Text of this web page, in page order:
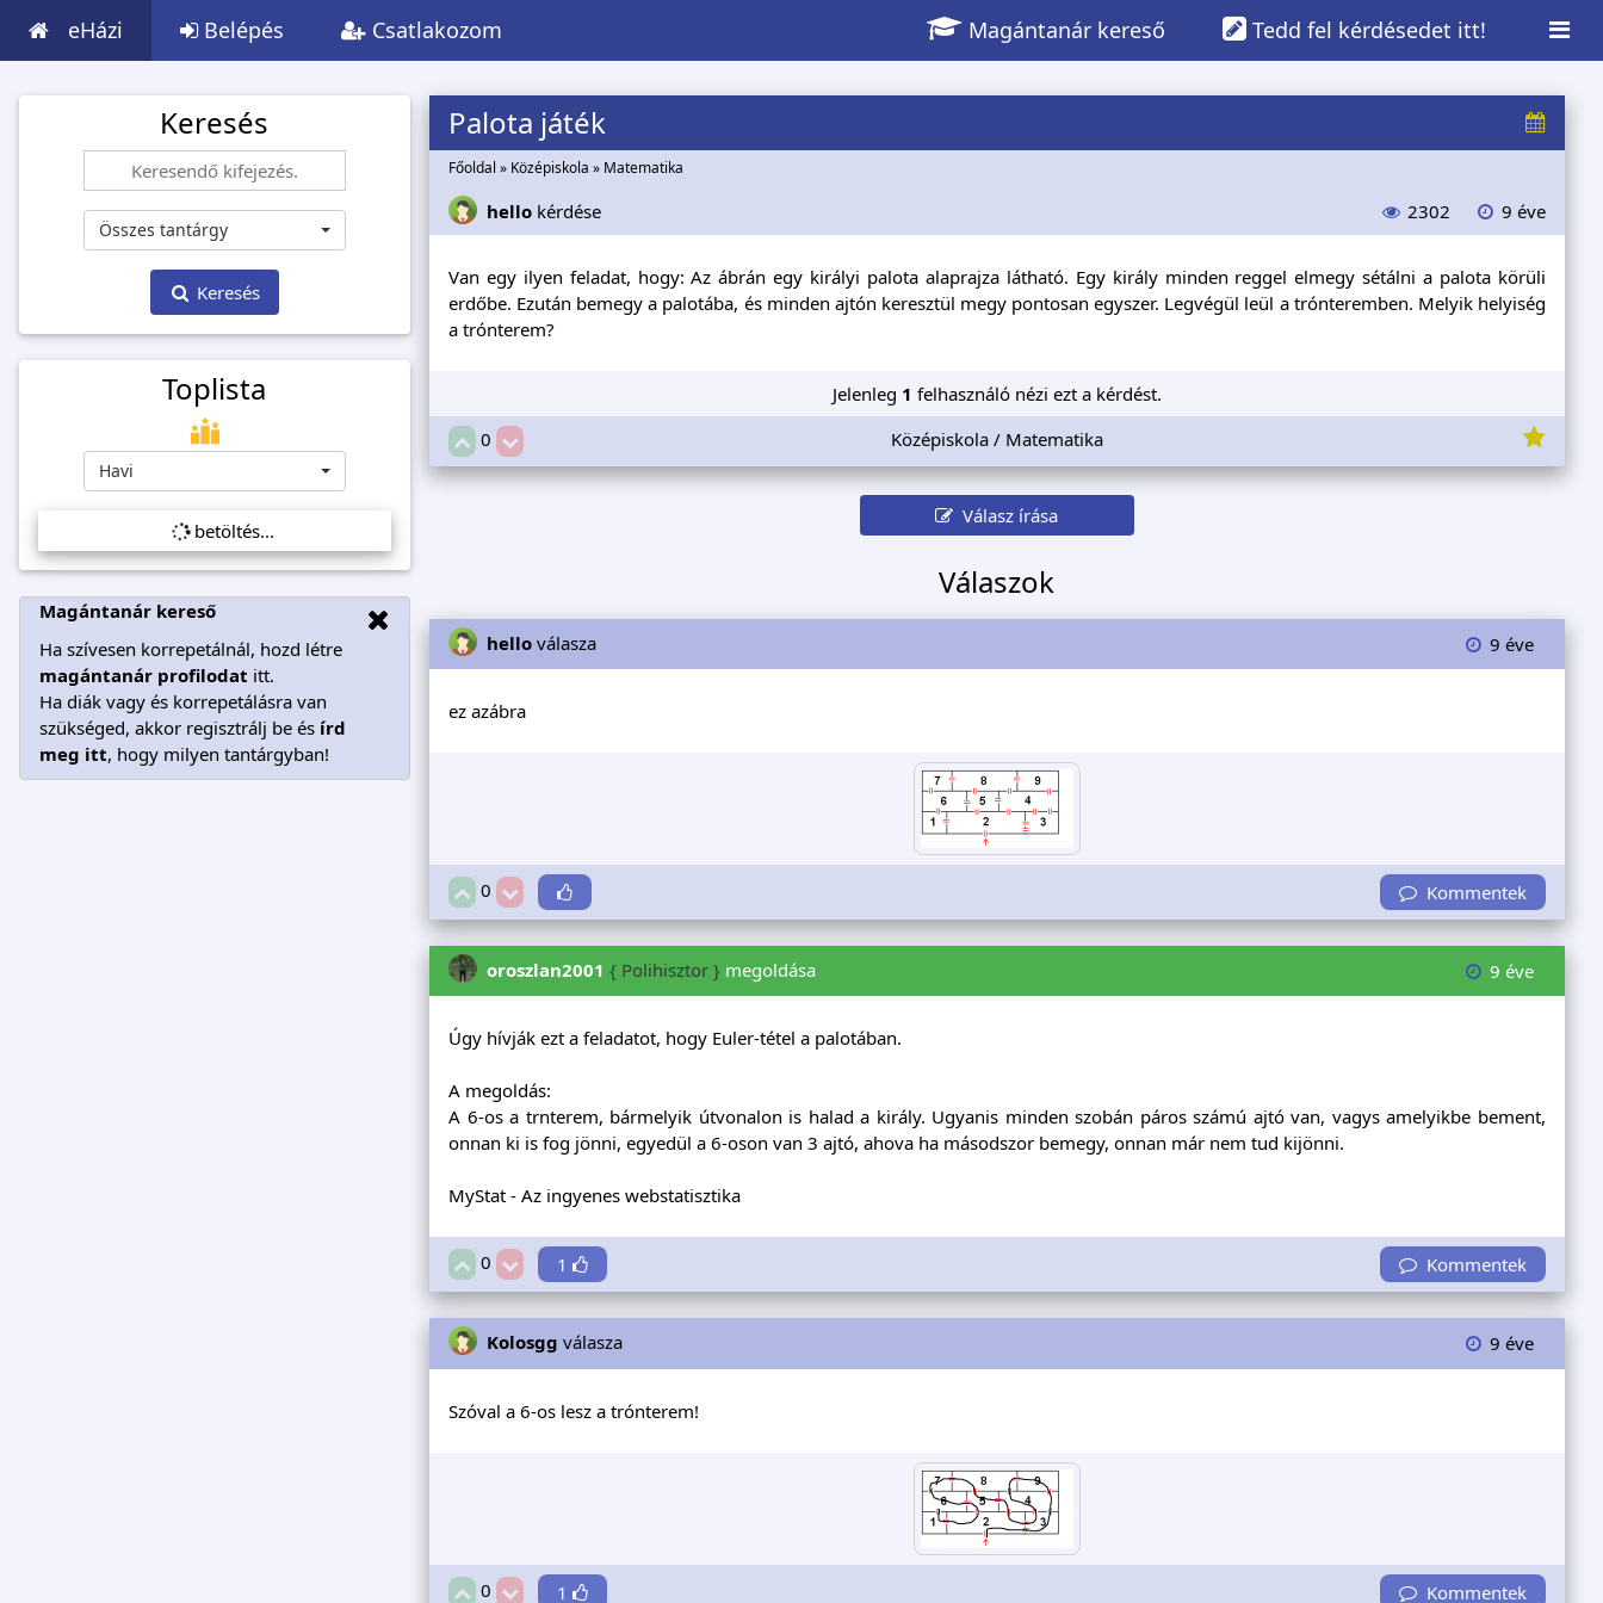
eHázi Belépés Csatlakozom Tedd fel kérdésedet itt!
Magántanár kereső
Keresés
Összes tantárgy
Keresés
Toplista
Havi
betöltés...
Magántanár kereső
Ha szívesen korrepetálnál, hozd létre
magántanár profilodat itt.
Ha diák vagy és korrepetálásra van
szükséged, akkor regisztrálj be és írd
meg itt, hogy milyen tantárgyban!
Palota játék
Főoldal » Középiskola » Matematika
hello kérdése 2302 9 éve
Van egy ilyen feladat, hogy: Az ábrán egy királyi palota alaprajza látható. Egy király minden reggel elmegy sétálni a palota körüli
erdőbe. Ezután bemegy a palotába, és minden ajtón keresztül megy pontosan egyszer. Legvégül leül a trónteremben. Melyik helyiség
a trónterem?
Jelenleg 1 felhasználó nézi ezt a kérdést.
0
Középiskola / Matematika
Válasz írása
Válaszok
hello válasza 9 éve
ez azábra
0 Kommentek
oroszlan2001 { Polihisztor }megoldása 9 éve
Úgy hívják ezt a feladatot, hogy Euler-tétel a palotában.
A megoldás:
A 6-os a trnterem, bármelyik útvonalon is halad a király. Ugyanis minden szobán páros számú ajtó van, vagys amelyikbe bement,
onnan ki is fog jönni, egyedül a 6-oson van 3 ajtó, ahova ha másodszor bemegy, onnan már nem tud kijönni.
MyStat - Az ingyenes webstatisztika
0 1 Kommentek
Kolosgg válasza 9 éve
Szóval a 6-os lesz a trónterem!
0 1 Kommentek